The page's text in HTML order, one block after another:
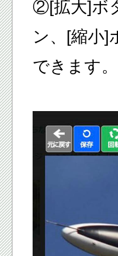
②[拡大]ボ
ン、[縮小]
できます。